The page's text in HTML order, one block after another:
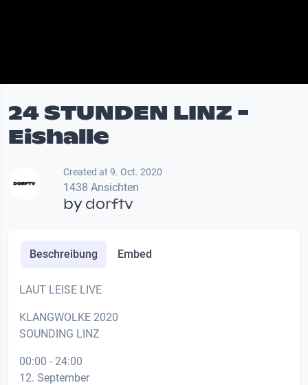
24 STUNDEN LINZ -
Eishalle
Created at 9. Oct. 2020
1438 Ansichten
bydorftv
Beschreibung Embed
LAUT LEISE LIVE
KLANGWOLKE 2020
SOUNDING LINZ
00:00 - 24:00
12. September